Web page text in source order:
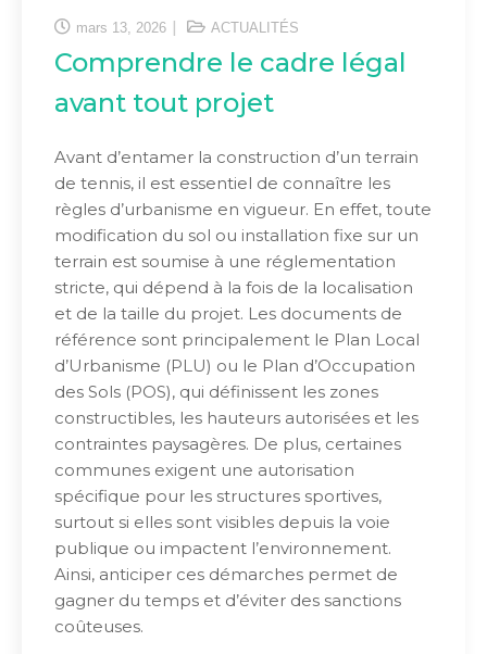
mars 13, 2026 ACTUALITÉS
Comprendre le cadre légal
avant tout projet
Avant d’entamer la construction d’un terrain
de tennis, il est essentiel de connaître les
règles d’urbanisme en vigueur. En effet, toute
modification du sol ou installation fixe sur un
terrain est soumise à une réglementation
stricte, qui dépend à la fois de la localisation
et de la taille du projet. Les documents de
référence sont principalement le Plan Local
d’Urbanisme (PLU) ou le Plan d’Occupation
des Sols (POS), qui définissent les zones
constructibles, les hauteurs autorisées et les
contraintes paysagères. De plus, certaines
communes exigent une autorisation
spécifique pour les structures sportives,
surtout si elles sont visibles depuis la voie
publique ou impactent l’environnement.
Ainsi, anticiper ces démarches permet de
gagner du temps et d’éviter des sanctions
coûteuses.